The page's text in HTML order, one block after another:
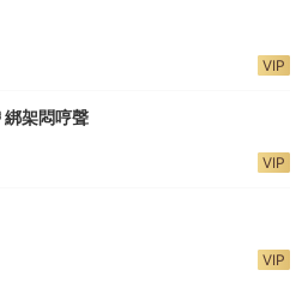
VIP
架悶哼聲
VIP
VIP